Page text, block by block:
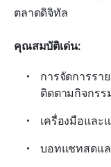
ตลาดดิจิทัล
คุณสมบัติเด่น:
การจัดการรา
ติดตามกิจกรร
เครื่องมือและ
บอทแชทสดแ